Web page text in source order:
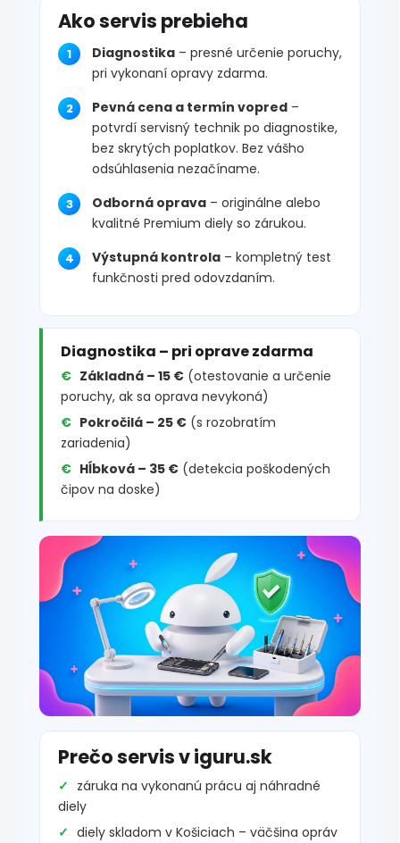
Ako servis prebieha
Diagnostika – presné určenie poruchy,
pri vykonaní opravy zdarma.
Pevná cena a termín vopred –
potvrdí servisný technik po diagnostike,
bez skrytých poplatkov. Bez vášho
odsúhlasenia nezačíname.
Odborná oprava – originálne alebo
kvalitné Premium diely so zárukou.
Výstupná kontrola – kompletný test
funkčnosti pred odovzdaním.
Diagnostika – pri oprave zdarma
Základná – 15 € (otestovanie a určenie
poruchy, ak sa oprava nevykoná)
Pokročilá – 25 € (s rozobratím
zariadenia)
Hĺbková – 35 € (detekcia poškodených
čipov na doske)
Prečo servis v iguru.sk
záruka na vykonanú prácu aj náhradné
diely
diely skladom v Košiciach – väčšina opráv